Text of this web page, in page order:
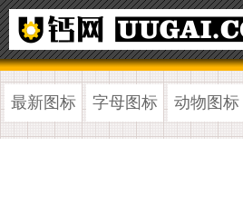
最新图标 字母图标 动物图标